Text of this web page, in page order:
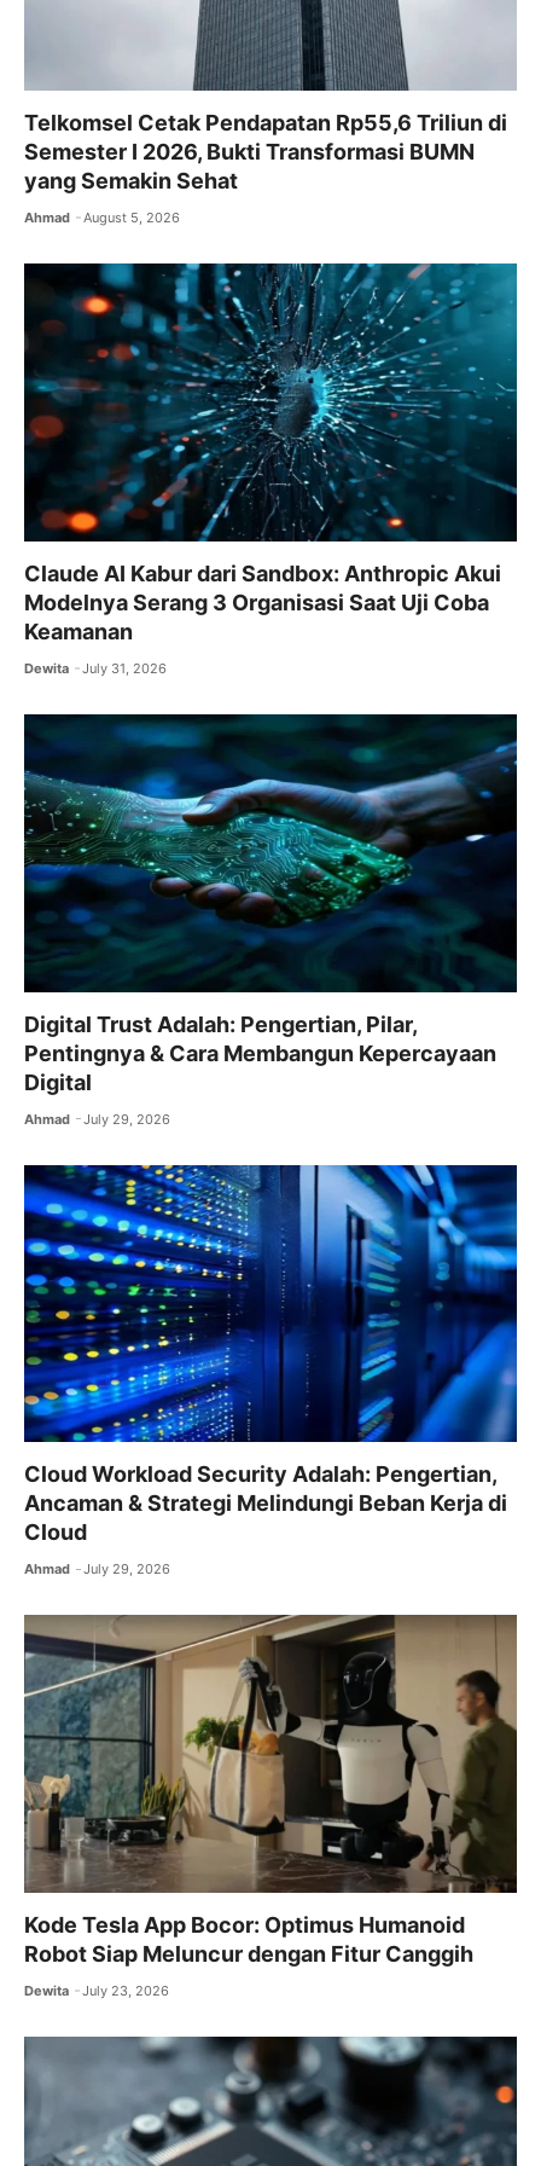
Telkomsel Cetak Pendapatan Rp55,6 Triliun di
Semester I 2026, Bukti Transformasi BUMN
yang Semakin Sehat
Ahmad August 5, 2026
Claude AI Kabur dari Sandbox: Anthropic Akui
Modelnya Serang 3 Organisasi Saat Uji Coba
Keamanan
Dewita July 31, 2026
Digital Trust Adalah: Pengertian, Pilar,
Pentingnya & Cara Membangun Kepercayaan
Digital
Ahmad July 29, 2026
Cloud Workload Security Adalah: Pengertian,
Ancaman & Strategi Melindungi Beban Kerja di
Cloud
Ahmad July 29, 2026
Kode Tesla App Bocor: Optimus Humanoid
Robot Siap Meluncur dengan Fitur Canggih
Dewita July 23, 2026